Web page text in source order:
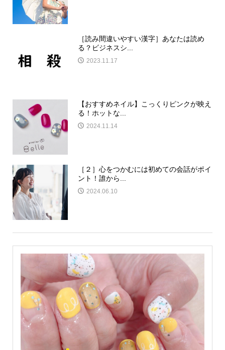
［読み間違いやすい漢字］あなたは読め
る？ビジネスシ...
2023.11.17
【おすすめネイル】こっくりピンクが映え
る！ホットな...
2024.11.14
［２］心をつかむには初めての会話がポイ
ント！誰から...
2024.06.10